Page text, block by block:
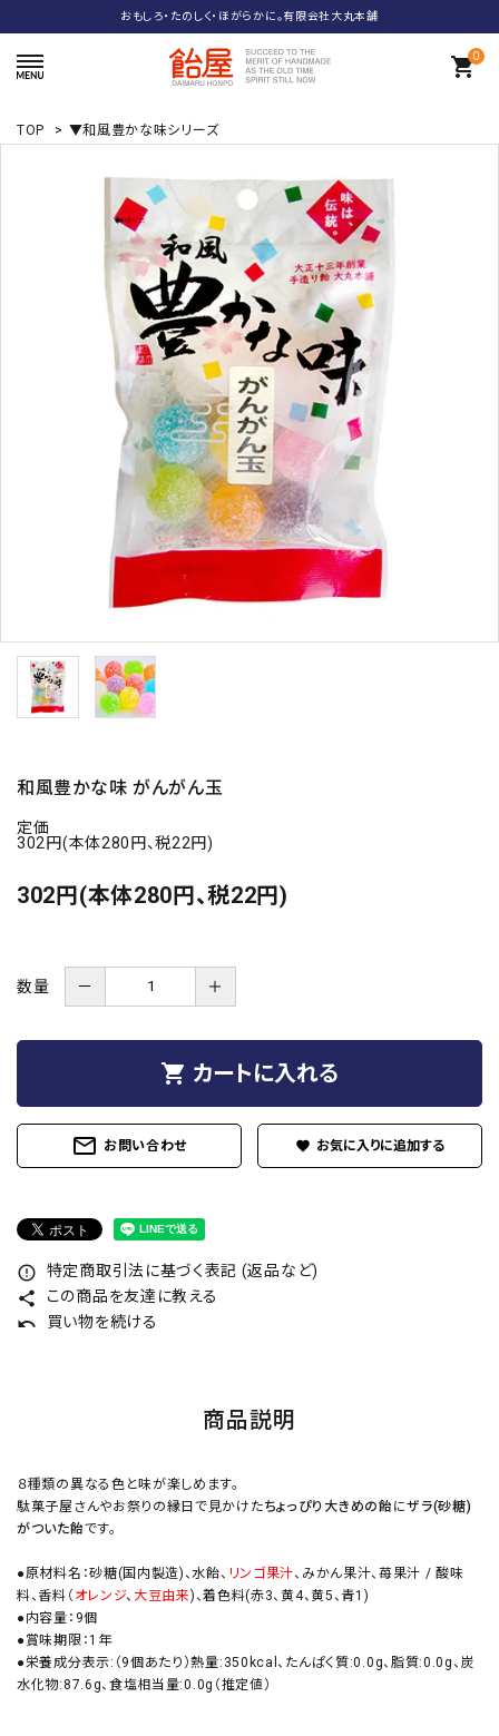
おもしろ・たのしく・ほがらかに。有限会社大丸本舗
0
shopping_cart
TOP > ▼和風豊かな味シリーズ
和風豊かな味 がんがん玉
定価
302円(本体280円、税22円)
302円(本体280円、税22円)
数量 － ＋
shopping_cart カートに入れる
mail_outline お問い合わせ favorite
error_outline 特定商取引法に基づく表記 (返品など)
share この商品を友達に教える
undo 買い物を続ける
商品説明
８種類の異なる色と味が楽しめます。
駄菓子屋さんやお祭りの縁日で見かけたちょっぴり大きめの飴 にザラ(砂糖)
がついた飴です。
●原材料名：砂糖(国内製造)、水飴、 リンゴ果汁、みかん果汁、苺果汁 / 酸味
料、香料（ オレンジ、 大豆由来)、着色料(赤3、黄4、黄5、青1)
●内容量：9個
●賞味期限：1年
●栄養成分表示:（9個あたり）熱量:350kcal、たんぱく質:0.0g、脂質:0.0g、炭
水化物:87.6g、食塩相当量:0.0g（推定値）